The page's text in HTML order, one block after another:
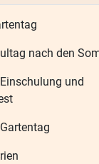
nach den
und